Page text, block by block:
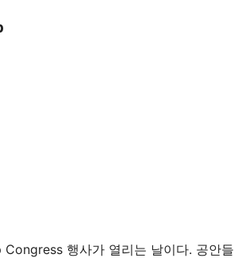
행사가 열리는 날이다. 공안들